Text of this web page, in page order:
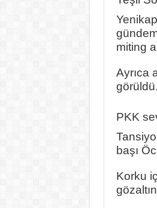
miting
Ayrıca
görüldü.
PKK
başı
Korku